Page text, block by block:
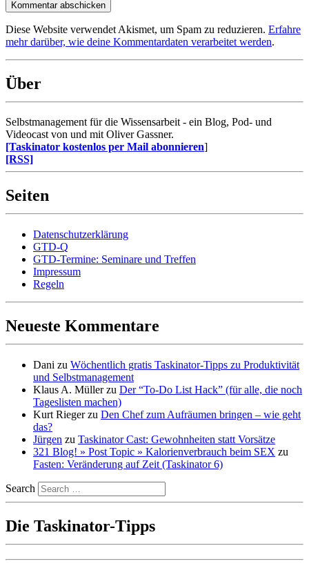
Diese Website verwendet Akismet, um Spam zu reduzieren. Erfahre
mehr darüber, wie deine Kommentardaten verarbeitet werden.
Über
Selbstmanagement für die Wissensarbeit - ein Blog, Pod- und
Videocast von und mit Oliver Gassner.
[Taskinator kostenlos per Mail abonnieren]
[RSS]
Seiten
Datenschutzerklärung
GTD-Q
GTD-Termine: Seminare und Treffen
Impressum
Regeln
Neueste Kommentare
Dani zu Wöchentlich gratis Taskinator-Tipps zu Produktivität
und Selbstmanagement
Klaus A. Müllerzu Der “To-Do List Hack” (für alle, die noch
Tageslisten machen)
Kurt Riegerzu Den Chef zum Aufräumen bringen – wie geht
das?
Jürgen zu Taskinator Cast: Gewohnheiten statt Vorsätze
321 Blog! » Post Topic » Kalorienverbrauch beim SEX zu
Fasten: Veränderung auf Zeit (Taskinator 6)
Search
Die Taskinator-Tipps